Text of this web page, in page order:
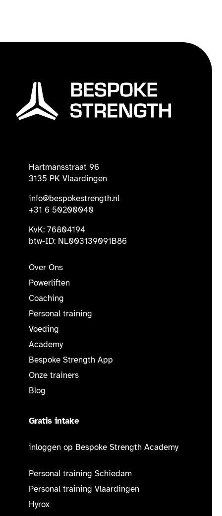
Hartmansstraat 96
3135 PK Vlaardingen
info@bespokestrength.nl
+31 6 50200040
KvK: 76804194
btw-ID: NL003139091B86
Over Ons
Powerliften
Coaching
Personal training
Voeding
Academy
Bespoke Strength App
Onze trainers
Blog
Gratis intake
inloggen op Bespoke Strength Academy
Personal training Schiedam
Personal training Vlaardingen
Hyrox